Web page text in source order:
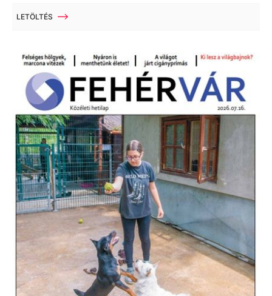
LETÖLTÉS